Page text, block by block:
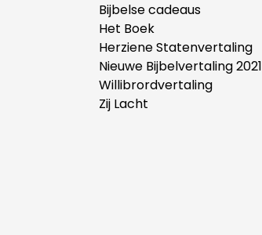
Bijbelse cadeaus
Het Boek
Herziene Statenvertaling
Nieuwe Bijbelvertaling 2021
Willibrordvertaling
Zij Lacht